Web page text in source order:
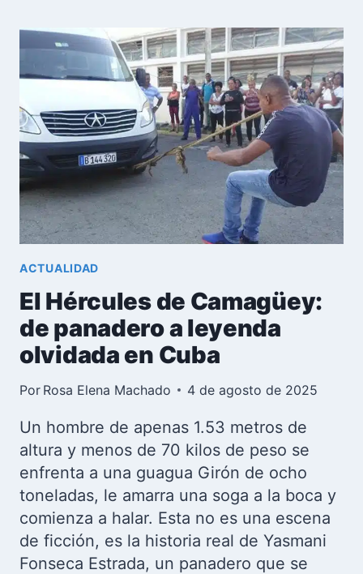
DE
FIDEL
CASTRO:
MAYOR
SECRETO
DE
ESTADO
EN
CUBA
ACTUALIDAD
El Hércules de Camagüey:
de panadero a leyenda
olvidada en Cuba
Por Rosa Elena Machado 4 de agosto de 2025
Un hombre de apenas 1.53 metros de
altura y menos de 70 kilos de peso se
enfrenta a una guagua Girón de ocho
toneladas, le amarra una soga a la boca y
comienza a halar. Esta no es una escena
de ficción, es la historia real de Yasmani
Fonseca Estrada, un panadero que se